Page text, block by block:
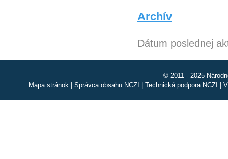
Archív
Dátum poslednej
© 2011 - 2025
Mapa stránok| Správca obsahu NCZI Technická podpora NCZI